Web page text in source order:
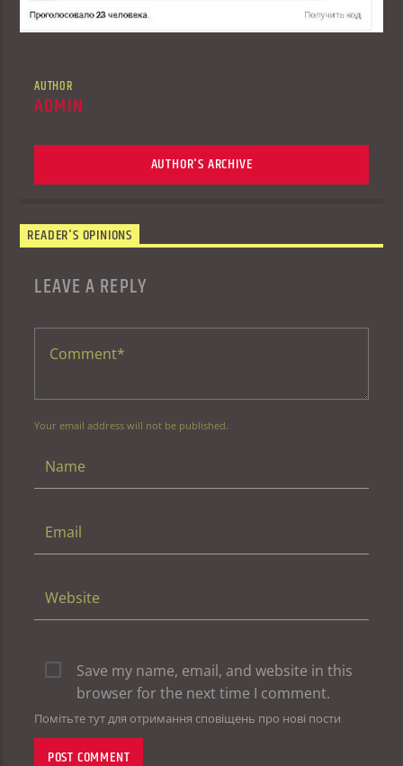
AUTHOR
ADMIN
AUTHOR'S ARCHIVE
READER'S OPINIONS
LEAVE A REPLY
Your email address will not be published.
Save my name, email, and website in this
browser for the next time I comment.
Помітьте тут для отримання сповіщень про нові пости